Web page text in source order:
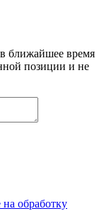
ближайшее время
позиции и не
на обработку